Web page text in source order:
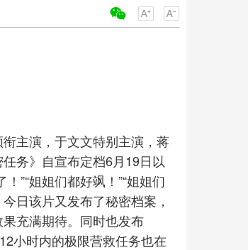
主演，于文文特别主演，蒋
务》自宣布定档6月19日以
”“姐姐们都好飒！”“姐姐们
日该片又发布了秘密档案，
充满期待。同时也发布
小时内的极限营救任务也在